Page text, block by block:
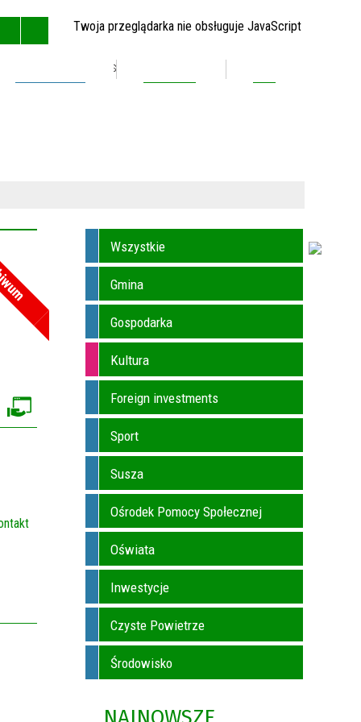
Twoja przeglądarka nie obsługuje JavaScript
MAPA STRONY
Wszystkie
Gmina
Gospodarka
Kultura
Foreign investments
Sport
Susza
Ośrodek Pomocy Społecznej
Oświata
Inwestycje
Czyste Powietrze
Środowisko